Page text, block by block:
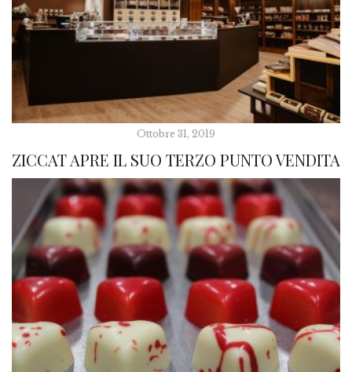
Ottobre 31, 2019
ZICCAT APRE IL SUO TERZO PUNTO VENDITA